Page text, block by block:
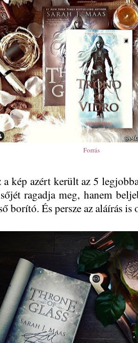
Forrás
kép azért került az 5
ragadja meg, hanem
borító. És persze az aláírás is